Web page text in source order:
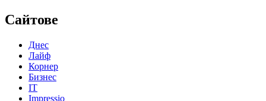
Сайтове
Днес
Лайф
Корнер
Бизнес
IT
Impressio